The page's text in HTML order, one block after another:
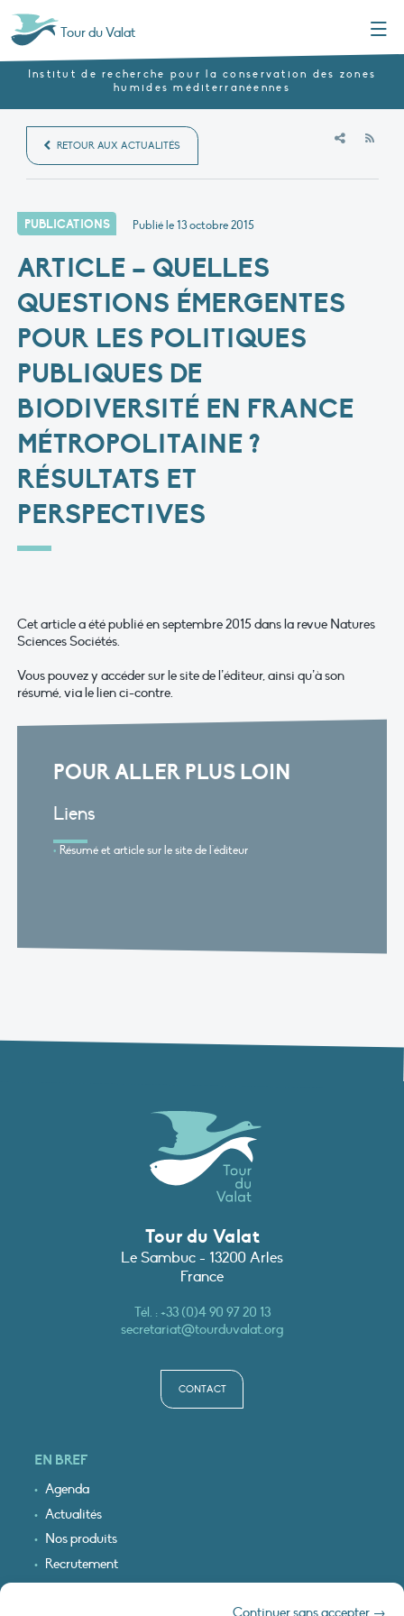
Continuer sans accepter →
Tour du Valat
Institut de recherche pour la conservation des zones
humides méditerranéennes
RETOUR AUX ACTUALITÉS
PUBLICATIONS Publié le13 octobre 2015
ARTICLE – QUELLES
QUESTIONS ÉMERGENTES
POUR LES POLITIQUES
PUBLIQUES DE
BIODIVERSITÉ EN FRANCE
MÉTROPOLITAINE ?
RÉSULTATS ET
PERSPECTIVES
Cet article a été publié en septembre 2015 dans la revue Natures
Sciences Sociétés.
Vous pouvez y accéder sur le site de l’éditeur, ainsi qu’à son
résumé, via le lien ci-contre.
POUR ALLER PLUS LOIN
Liens
Résumé et article sur le site de l'éditeur
Tour du Valat
Le Sambuc - 13200 Arles
France
Tél. :+33 (0)4 90 97 20 13
secretariat@tourduvalat.org
CONTACT
EN BREF
Agenda
Actualités
Nos produits
Recrutement